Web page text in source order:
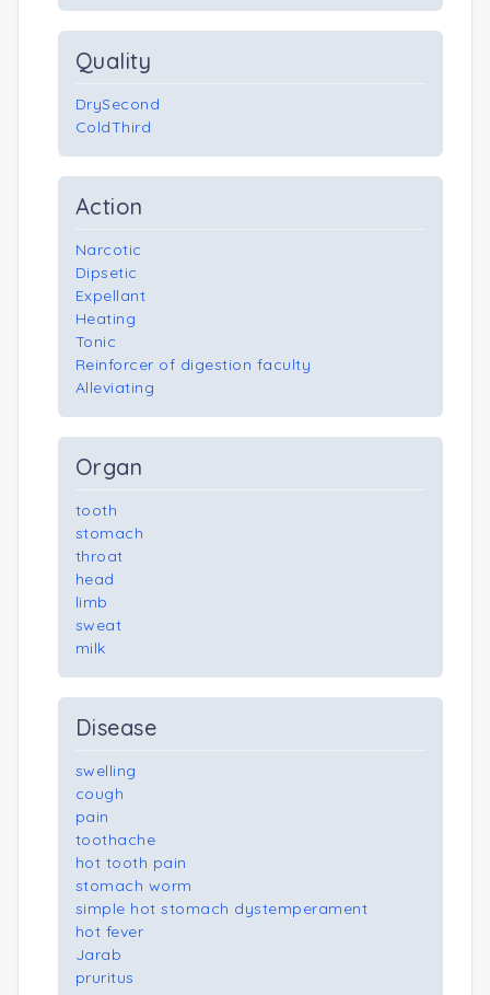
Quality
DrySecond
ColdThird
Action
Narcotic
Dipsetic
Expellant
Heating
Tonic
Reinforcer of digestion faculty
Alleviating
Organ
tooth
stomach
throat
head
limb
sweat
milk
Disease
swelling
cough
pain
toothache
hot tooth pain
stomach worm
simple hot stomach dystemperament
hot fever
Jarab
pruritus